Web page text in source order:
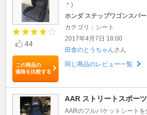
44
この商品の
価格を比較する
＾)
ホンダ ステップワゴンスパ
カテゴリ：シート
2017年4月7日 18:00
田舎のとうちゃんさん
同じ商品のレビュー一覧
AAR ストリートスポーツ
AARのフルバケットシート